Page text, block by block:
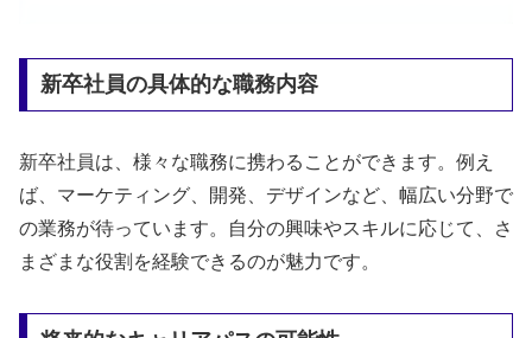
新卒社員の具体的な職務内容
新卒社員は、様々な職務に携わることができます。例え
ば、マーケティング、開発、デザインなど、幅広い分野で
の業務が待っています。自分の興味やスキルに応じて、さ
まざまな役割を経験できるのが魅力です。